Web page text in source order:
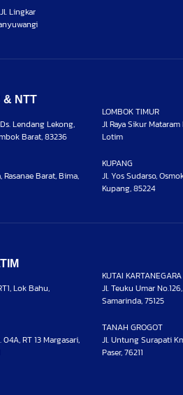
Lingkar
& NTT
Lendang Lekong,
Barat, 83236
LOMBOK TIMUR
Jl Raya Sikur
Lotim
Rasanae Barat, Bima,
KUPANG
Jl. Yos Sudarso,
Kupang, 85224
Lok Bahu,
KUTAI KARTANEGARA
Jl. Teuku Umar
Samarinda, 75125
RT 13 Margasari,
TANAH GROGOT
Jl. Untung Surapati
Paser, 76211